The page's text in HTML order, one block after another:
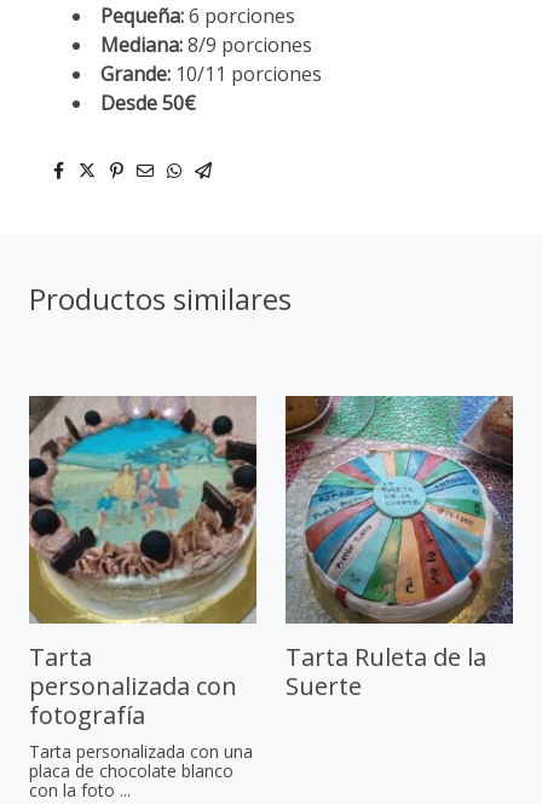
Pequeña:6 porciones
Mediana:8/9 porciones
Grande: 10/11 porciones
Desde 50€
Productos similares
Tarta
personalizada con
fotografía
Tarta personalizada con una
placa de chocolate blanco
con la foto ...
Tarta Ruleta de la
Suerte